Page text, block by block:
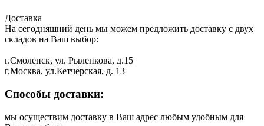
Доставка
На сегодняшний день мы можем предложить доставку с двух
складов на Ваш выбор:
г.Смоленск, ул. Рыленкова, д.15
г.Москва, ул.Кетчерская, д. 13
Способы доставки:
мы осуществим доставку в Ваш адрес любым удобным для